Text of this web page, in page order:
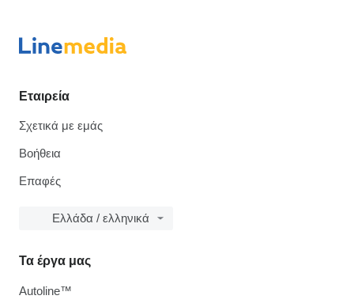
Εταιρεία
Σχετικά με εμάς
Βοήθεια
Επαφές
Ελλάδα / ελληνικά
Τα έργα μας
Autoline™